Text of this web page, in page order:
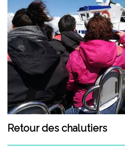
Retour des chalutiers